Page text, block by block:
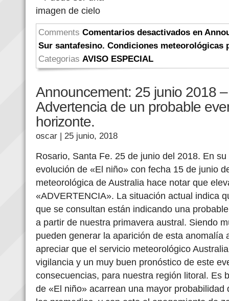
Comments Comentarios desactivados en
Sur santafesino. Condiciones meteorológicas
Categorias AVISO ESPECIAL
Announcement: 25 junio 2018
Advertencia de un probable
horizonte.
oscar | 25 junio, 2018
Rosario, Santa Fe. 25 de junio del 2018. En
evolución de «El niño» con fecha 15 de junio
meteorológica de Australia hace notar que
«ADVERTENCIA». La situación actual indica
que se consultan están indicando una
a partir de nuestra primavera austral. Siendo
pueden generar la aparición de esta anomalía
apreciar que el servicio meteorológico
vigilancia y un muy buen pronóstico de este
consecuencias, para nuestra región litoral. Es
de «El niño» acarrean una mayor